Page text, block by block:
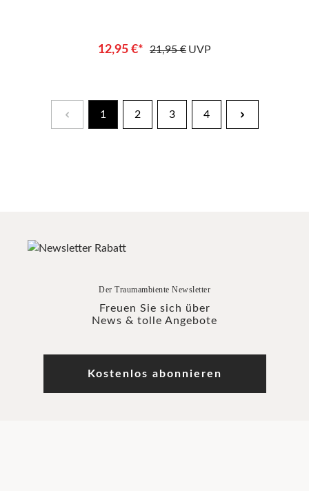
12,95 €* 21,95 € UVP
1 2 3 4
Der Traumambiente Newsletter
Freuen Sie sich über
News & tolle Angebote
Kostenlos abonnieren